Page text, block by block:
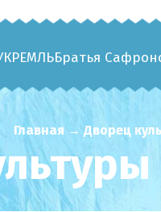
КРЕМЛЬБратья
Главная → Дворец